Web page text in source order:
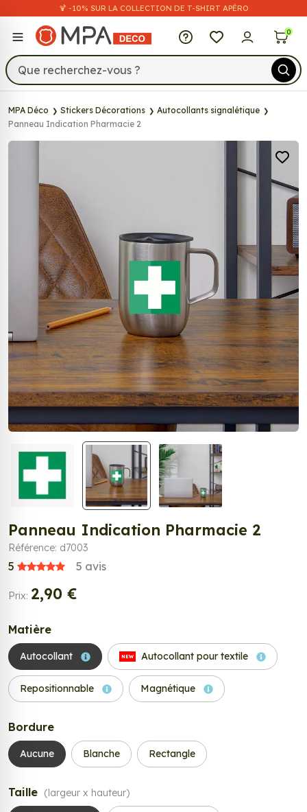
🍹 -10% SUR LA COLLECTION DE T-SHIRT APÉRO
MPA Déco 0
MPA Déco Stickers Décorations
Autocollants signalétique
Panneau Indication Pharmacie 2
Panneau Indication Pharmacie 2
Référence: d7003
5 5 avis
Prix: 2,90 €
Matière
Autocollant NEW Autocollant pour textile
Repositionnable Magnétique
Bordure
Aucune Blanche Rectangle
Taille (largeur x hauteur)